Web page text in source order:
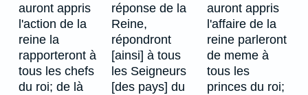
auront appris
l'action de la
reine la
rapporteront à
tous les chefs
du roi; de là
réponse de la
Reine,
répondront
[ainsi] à tous
les Seigneurs
[des pays] du
auront appris
l'affaire de la
reine parleront
de meme à
tous les
princes du roi;